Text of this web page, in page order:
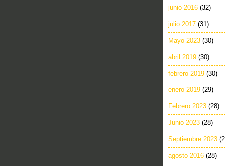
junio 2016 (32)
julio 2017 (31)
Mayo 2023 (30)
abril 2019 (30)
febrero 2019 (30)
enero 2019 (29)
Febrero 2023 (28)
Junio 2023 (28)
Septiembre 2023
agosto 2016 (28)